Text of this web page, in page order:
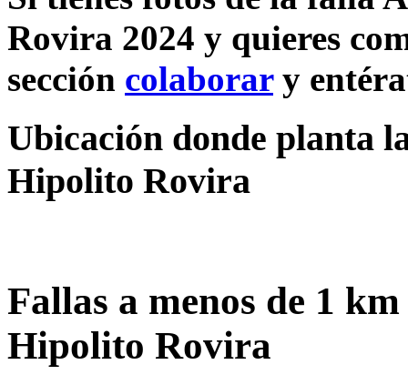
Rovira 2024 y quieres
sección colaborary
Ubicación donde planta
Hipolito Rovira
Fallas a menos de 1
Hipolito Rovira